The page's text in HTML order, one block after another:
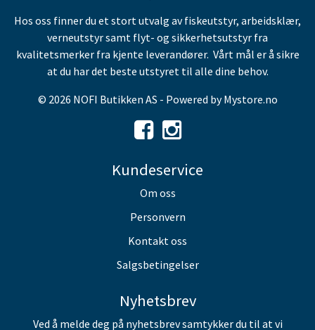
Hos oss finner du et stort utvalg av fiskeutstyr, arbeidsklær,
verneutstyr samt flyt- og sikkerhetsutstyr fra
kvalitetsmerker fra kjente leverandører. Vårt mål er å sikre
at du har det beste utstyret til alle dine behov.
© 2026 NOFI Butikken AS - Powered byMystore.no
Kundeservice
Om oss
Personvern
Kontakt oss
Salgsbetingelser
Nyhetsbrev
Ved å melde deg på nyhetsbrev samtykker du til at vi